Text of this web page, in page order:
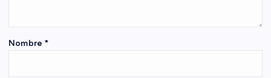
e
Nombre *